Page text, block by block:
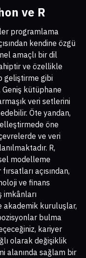
ve R
programlama
kendine özgü
amaçlı bir dil
ve özellikle
geliştirme gibi
kütüphane
veri setlerini
Öte yandan,
öne
ve veri
R,
modelleme
açısından,
ve finans
akademik kuruluşlar,
bulma
kariyer
olarak değişiklik
alanında sağlam bir